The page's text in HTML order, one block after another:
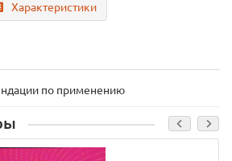
Характеристики
по применению